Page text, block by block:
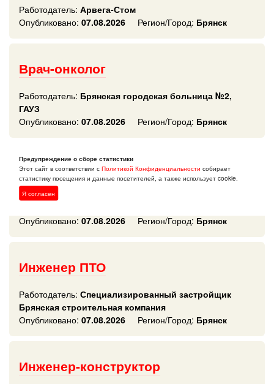
Работодатель: Арвега-Стом
Опубликовано: 07.08.2026 Регион/Город: Брянск
Врач-онколог
Работодатель: Брянская городская больница №2,
ГАУЗ
Опубликовано: 07.08.2026 Регион/Город: Брянск
Инженер-конструктор
Работодатель:
Опубликовано: 07.08.2026 Регион/Город: Брянск
Инженер ПТО
Работодатель: Специализированный застройщик
Брянская строительная компания
Опубликовано: 07.08.2026 Регион/Город: Брянск
Инженер-конструктор
Предупреждение о сборе статистики
Этот сайт в соответствии сПолитикой Конфиденциальности собирает
статистику посещения и данные посетителей, а также использует cookie.
Я согласен